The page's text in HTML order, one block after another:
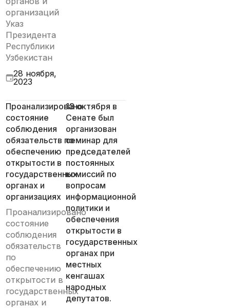
организаций
Указ
Президента
Республики
Узбекистан
28 ноября,
2023
Проанализировано
состояние
соблюдения
обязательств по
обеспечению
открытости в
государственных
органах и
организациях
Проанализировано
состояние
соблюдения
обязательств
по
обеспечению
открытости в
государственных
органах и
13 октября в
Сенате был
организован
семинар для
председателей
постоянных
комиссий по
вопросам
информационной
политики и
обеспечения
открытости в
государственных
органах при
местных
кенгашах
народных
депутатов.